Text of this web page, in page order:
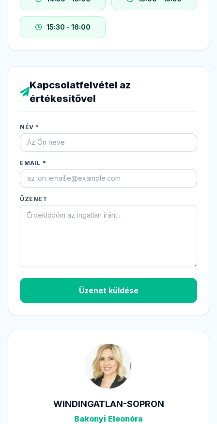
15:30 - 16:00
Kapcsolatfelvétel az
értékesítővel
NÉV *
EMAIL *
ÜZENET
Üzenet küldése
WINDINGATLAN-SOPRON
Bakonyi Eleonóra